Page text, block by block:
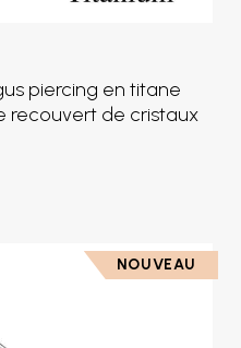
piercing en titane
recouvert de cristaux
NOUVEAU